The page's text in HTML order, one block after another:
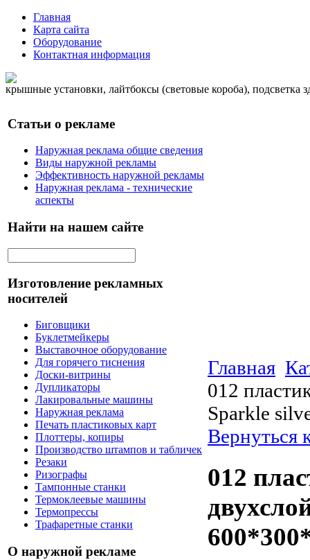
Главная
Карта сайта
Оборудование
Контактная информация
крышные установки, лайтбоксы (световые короба), подсветка
Статьи о рекламе
Наружная реклама общие сведения
Виды наружной рекламы
Эффективность наружной рекламы
Наружная реклама - технические
аспекты
Найти на нашем сайте
Изготовление рекламных
носителей
Биговщики
Буклетмейкеры
Выставочное оборудование
Для горячего тиснения
Доски-витрины
Дупликаторы
Лакировальные машины
Наружная реклама
Печать пластиковых карт
Плоттеры, копиры
Производство штампов и табличек
Резаки
Ризографы
Тампонные станки
Термоклеевые машины
Термопрессы
Трафаретные станки
О наружной рекламе
Главная
012
Sparkle
Вернуться
012